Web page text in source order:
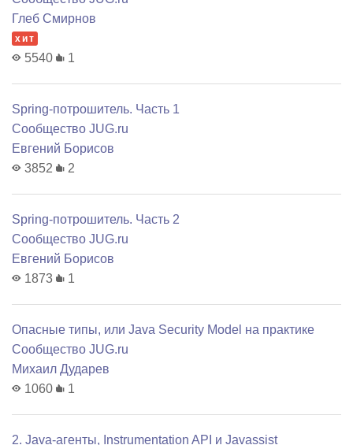
Глеб Смирнов
хит
5540 1
Spring-потрошитель. Часть 1
Сообщество JUG.ru
Евгений Борисов
3852
2
Spring-потрошитель. Часть 2
Сообщество JUG.ru
Евгений Борисов
1873
1
Опасные типы, или Java Security Model на практике
Сообщество JUG.ru
Михаил Дударев
1060
1
2. Java-агенты, Instrumentation API и Javassist